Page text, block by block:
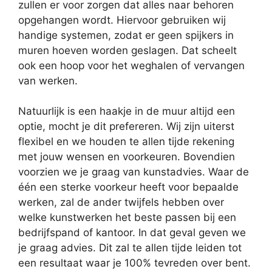
zullen er voor zorgen dat alles naar behoren
opgehangen wordt. Hiervoor gebruiken wij
handige systemen, zodat er geen spijkers in
muren hoeven worden geslagen. Dat scheelt
ook een hoop voor het weghalen of vervangen
van werken.
Natuurlijk is een haakje in de muur altijd een
optie, mocht je dit prefereren. Wij zijn uiterst
flexibel en we houden te allen tijde rekening
met jouw wensen en voorkeuren. Bovendien
voorzien we je graag van kunstadvies. Waar de
één een sterke voorkeur heeft voor bepaalde
werken, zal de ander twijfels hebben over
welke kunstwerken het beste passen bij een
bedrijfspand of kantoor. In dat geval geven we
je graag advies. Dit zal te allen tijde leiden tot
een resultaat waar je 100% tevreden over bent.